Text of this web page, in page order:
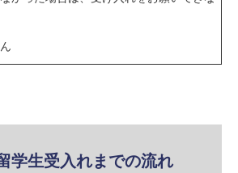
学生受入れまでの流れ